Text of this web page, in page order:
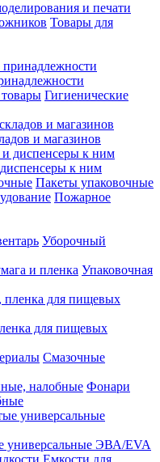
и печати
Товары для
Гигиенические
и магазинов
к ним
Пакеты упаковочные
Пожарное
Уборочный
Упаковочная
для пищевых
Смазочные
Фонари
универсальные ЭВА/EVA
Емкости для